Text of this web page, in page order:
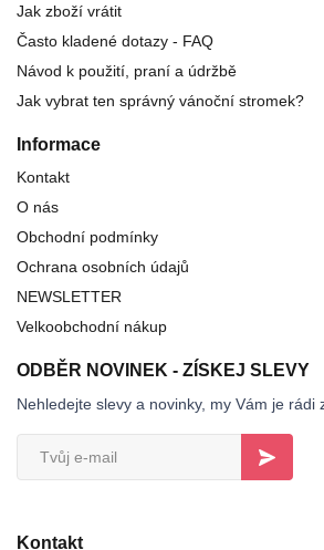
Jak zboží vrátit
Často kladené dotazy - FAQ
Návod k použití, praní a údržbě
Jak vybrat ten správný vánoční stromek?
Informace
Kontakt
O nás
Obchodní podmínky
Ochrana osobních údajů
NEWSLETTER
Velkoobchodní nákup
ODBĚR NOVINEK - ZÍSKEJ SLEVY
Nehledejte slevy a novinky, my Vám je rádi
Kontakt